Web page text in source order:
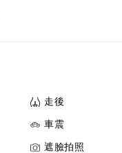
走後
車震
遮臉拍照